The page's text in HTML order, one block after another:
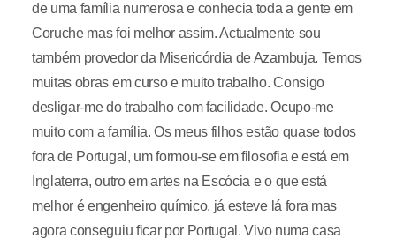
de uma família numerosa e conhecia toda a gente em
Coruche mas foi melhor assim. Actualmente sou
também provedor da Misericórdia de Azambuja. Temos
muitas obras em curso e muito trabalho. Consigo
desligar-me do trabalho com facilidade. Ocupo-me
muito com a família. Os meus filhos estão quase todos
fora de Portugal, um formou-se em filosofia e está em
Inglaterra, outro em artes na Escócia e o que está
melhor é engenheiro químico, já esteve lá fora mas
agora conseguiu ficar por Portugal. Vivo numa casa